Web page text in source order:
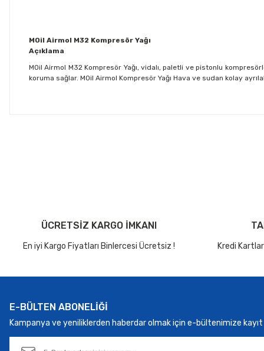
MOil Airmol M32 Kompresör Yağı
Açıklama
MOil Airmol M32 Kompresör Yağı, vidalı, paletli ve pistonlu
koruma sağlar. MOil Airmol Kompresör Yağı Hava ve sudan kolay
Ürün açıklamasında eksik bilgiler bulunuyor.
Ürün bilgilerinde hatalar bulunuyor.
Bu ürüne benzer farklı alternatifler olmalı.
ÜCRETSİZ KARGO İMKANI
En iyi Kargo Fiyatları Binlercesi Ücretsiz ! Kredi
E-BÜLTEN ABONELİĞİ
Kampanya ve yeniliklerden haberdar olmak için e-bültenimize kayıt